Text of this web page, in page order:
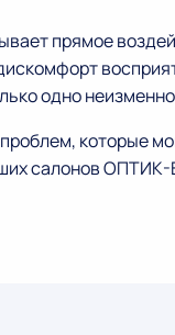
прямое
одно
которые
салонов